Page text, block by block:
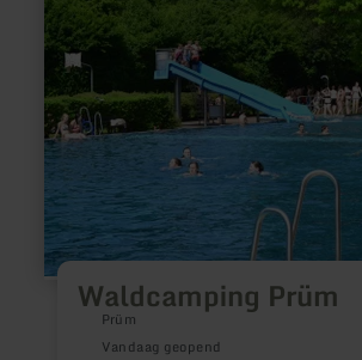
Waldcamping Prüm
Prüm
Vandaag geopend